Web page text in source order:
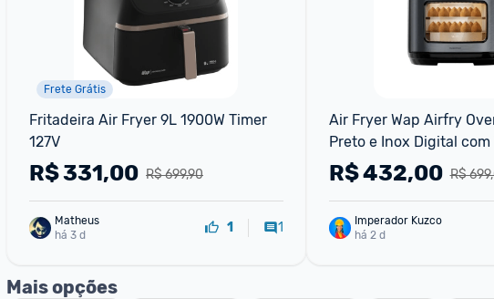
Frete Grátis
Fritadeira Air Fryer 9L 1900W Timer
127V
R$ 699,90
R$331,00
Matheus
há 3 d
1 1
Air Fryer Wap Airfry
Preto e Inox Digital com
FW010509 - 220V
R$
R$432,00
Imperador Kuzco
há 2 d
Mais opções